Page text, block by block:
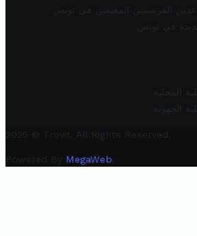
الفرنسيين المقيمين في تونس
في تونس
المحلية
الجهوية
2025 © Trovit. All Rights Reserved.
Powered By MegaWeb